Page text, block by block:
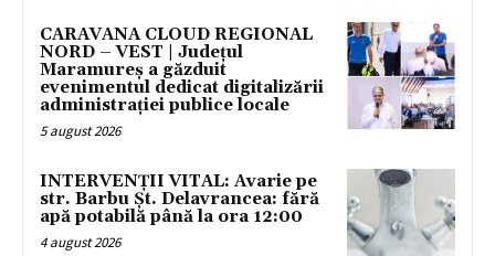
CARAVANA CLOUD REGIONAL
NORD – VEST | Județul
Maramureș a găzduit
evenimentul dedicat digitalizării
administrației publice locale
5 august 2026
INTERVENȚII VITAL: Avarie pe
str. Barbu Șt. Delavrancea: fără
apă potabilă până la ora 12:00
4 august 2026